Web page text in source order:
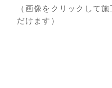
（画像をクリックして
だけます）